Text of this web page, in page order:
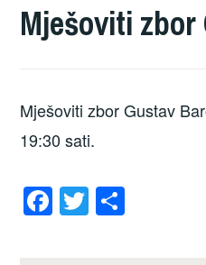
Mješoviti
Mješoviti zbor Gustav
19:30 sati.
F
a
T
wi